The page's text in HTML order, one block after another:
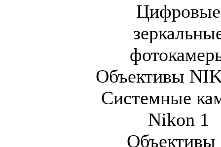
Цифровые
Объективы
Системные
Nikon 1
Объективы